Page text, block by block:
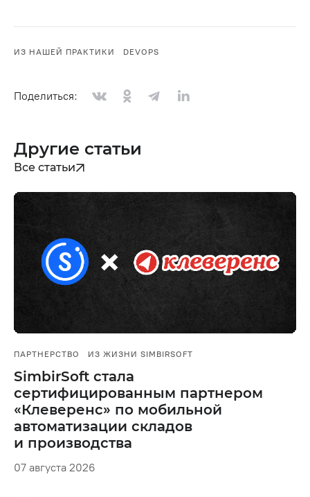
ИЗ НАШЕЙ ПРАКТИКИ DEVOPS
Поделиться:
Другие статьи
Все статьи
ПАРТНЕРСТВО ИЗ ЖИЗНИ SIMBIRSOFT
SimbirSoft стала
сертифицированным партнером
«Клеверенс» по мобильной
автоматизации складов
и производства
07 августа 2026